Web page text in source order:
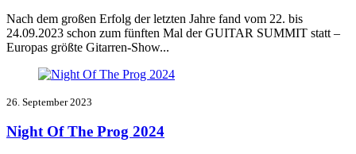
Nach dem großen Erfolg der letzten Jahre fand vom 22. bis
24.09.2023 schon zum fünften Mal der GUITAR SUMMIT statt –
Europas größte Gitarren-Show...
26. September 2023
Night Of The Prog 2024